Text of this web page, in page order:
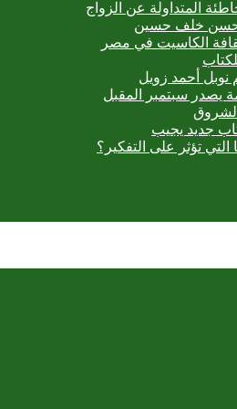
المتداولة عن الزواج
حسن خلف حسين
الكاسيت في مصر
نوبل أحمد زويل
يصدر سبتمبر المقبل
جديد يجيب
التي تؤثر على التفكير؟